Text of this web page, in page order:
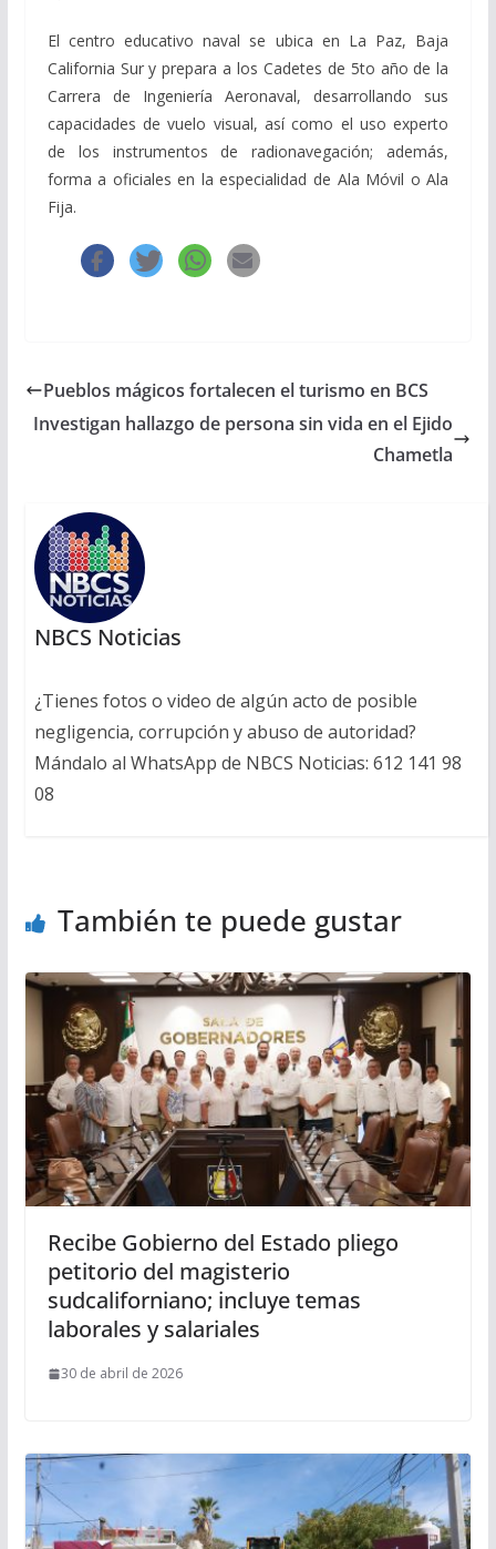
El centro educativo naval se ubica en La Paz, Baja
California Sur y prepara a los Cadetes de 5to año de la
Carrera de Ingeniería Aeronaval, desarrollando sus
capacidades de vuelo visual, así como el uso experto
de los instrumentos de radionavegación; además,
forma a oficiales en la especialidad de Ala Móvil o Ala
Fija.
Pueblos mágicos fortalecen el turismo en BCS
Investigan hallazgo de persona sin vida en el Ejido
Chametla
NBCS Noticias
¿Tienes fotos o video de algún acto de posible
negligencia, corrupción y abuso de autoridad?
Mándalo al WhatsApp de NBCS Noticias: 612 141 98
08
También te puede gustar
Recibe Gobierno del Estado pliego
petitorio del magisterio
sudcaliforniano; incluye temas
laborales y salariales
30 de abril de 2026